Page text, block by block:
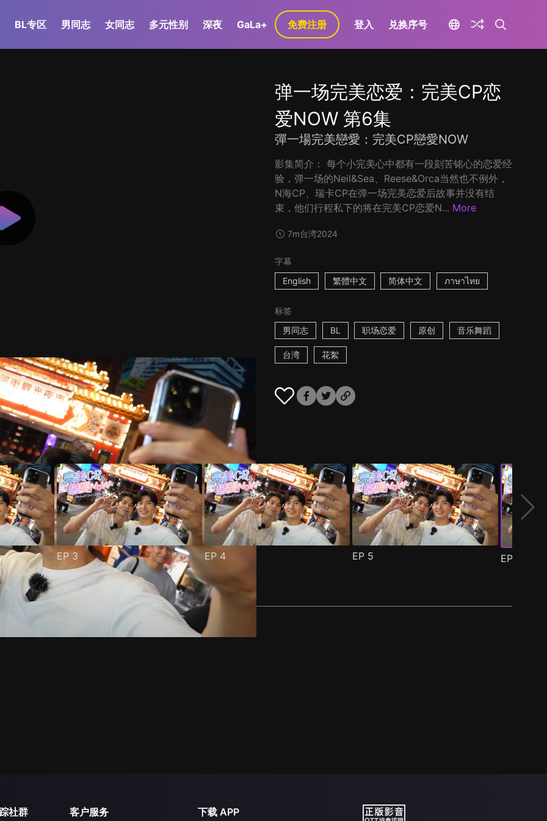
BL专区 男同志 女同志 多元性别 深夜 GaLa+ 免费注册 登入 兑换序号
弹一场完美恋爱：完美CP恋
爱NOW 第6集
彈一場完美戀愛：完美CP戀愛NOW
影集简介： 每个小完美心中都有一段刻苦铭心的恋爱经
验，弹一场的Neil&Sea、Reese&Orca当然也不例外，
N海CP、瑞卡CP在弹一场完美恋爱后故事并没有结
束，他们行程私下的将在完美CP恋爱N... More
7m台湾2024
字幕
English
繁體中文 简体中文 ภาษาไทย
标签
男同志
BL 职场恋爱 原创 音乐舞蹈
台湾 花絮
EP 3 EP 4 EP 5 EP
社群 客户服务 下载 APP